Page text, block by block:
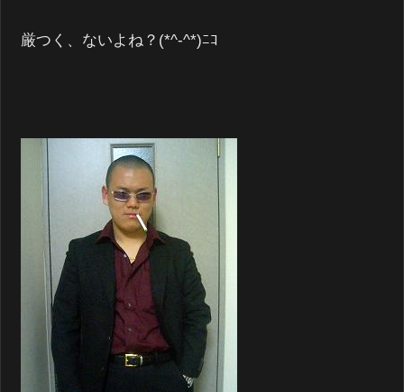
厳つく、ないよね？(*^-^*)ﾆｺ